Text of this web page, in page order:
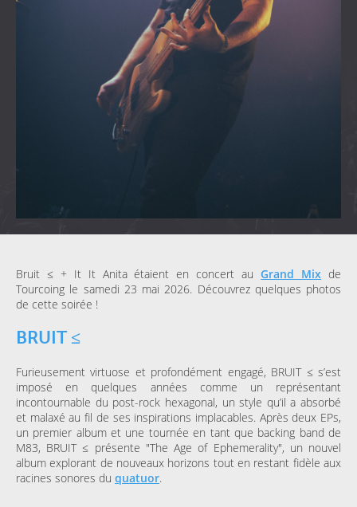
Bruit ≤ + It It Anita étaient en concert auGrand Mix de
Tourcoing le samedi 23 mai 2026. Découvrez quelques photos
de cette soirée !
BRUIT ≤
Furieusement virtuose et profondément engagé, BRUIT ≤ s’est
imposé en quelques années comme un représentant
incontournable du post-rock hexagonal, un style qu’il a absorbé
et malaxé au fil de ses inspirations implacables. Après deux EPs,
un premier album et une tournée en tant que backing band de
M83, BRUIT ≤ présente "The Age of Ephemerality", un nouvel
album explorant de nouveaux horizons tout en restant fidèle aux
racines sonores du quatuor.